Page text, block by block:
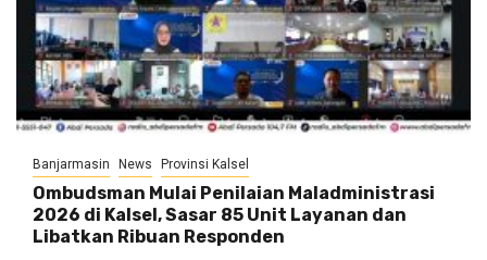
Banjarmasin News Provinsi Kalsel
Ombudsman Mulai Penilaian Maladministrasi
2026 di Kalsel, Sasar 85 Unit Layanan dan
Libatkan Ribuan Responden